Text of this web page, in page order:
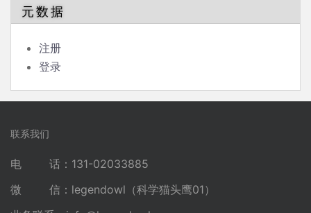
元数据
注册
登录
联系我们
电 话：131-02033885
微 信：legendowl（科学猫头鹰01）